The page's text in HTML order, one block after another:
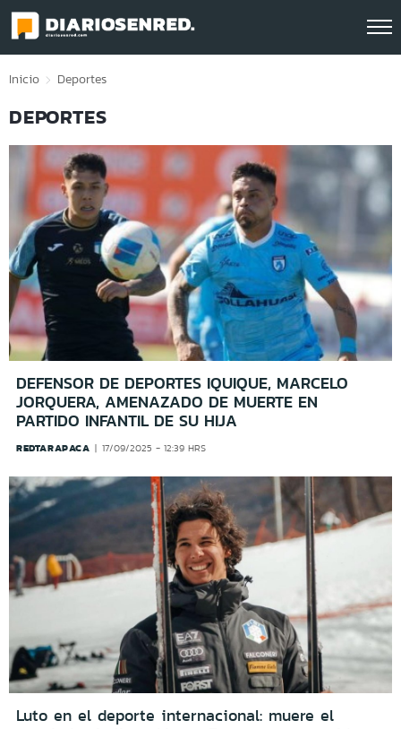
Click acá para ir directamente al contenido
Inicio Deportes
DEPORTES
DEFENSOR DE DEPORTES IQUIQUE, MARCELO
JORQUERA, AMENAZADO DE MUERTE EN
PARTIDO INFANTIL DE SU HIJA
REDTARAPACA 17/09/2025 - 12:39 HRS
Luto en el deporte internacional: muere el